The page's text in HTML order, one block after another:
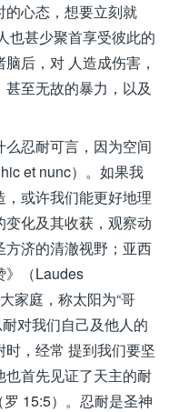
心态，想要立刻就
也甚少聚首享受彼此的
后，对 人造成伤害，
至无故的暴力，以及
忍耐可言，因为空间
et nunc）。如果我
或许我们能更好地理
化及其收获，观察动
济的清澈视野；亚西
》（Laudes
家庭，称太阳为“哥
对我们自己及他人的
，经常 提到我们要坚
首先见证了天主的耐
15:5）。忍耐是圣神